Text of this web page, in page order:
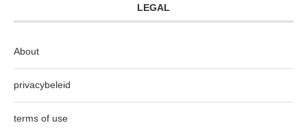
LEGAL
About
privacybeleid
terms of use